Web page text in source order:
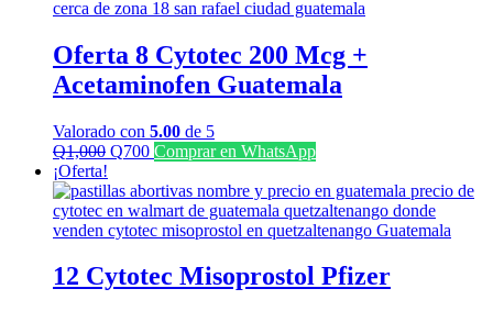
Q1,300.Q1,100.
Oferta 8 Cytotec 200 Mcg +
Acetaminofen Guatemala
Valorado con 5.00 de 5
Q1,000 El
original
era:
Q1,000.
Q700El
actual
es:
Q700.
Comprar en WhatsApp
¡Oferta!
12 Cytotec Misoprostol Pfizer